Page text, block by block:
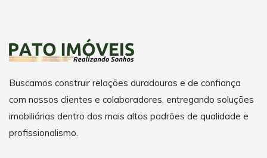
Buscamos construir relações duradouras e de confiança
com nossos clientes e colaboradores, entregando soluções
imobiliárias dentro dos mais altos padrões de qualidade e
profissionalismo.